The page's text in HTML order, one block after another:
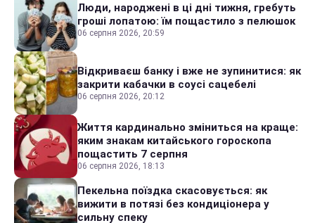
Люди, народжені в ці дні тижня, гребуть
гроші лопатою: їм пощастило з пелюшок
06 серпня 2026, 20:59
Відкриваєш банку і вже не зупинитися: як
закрити кабачки в соусі сацебелі
06 серпня 2026, 20:12
Життя кардинально зміниться на краще:
яким знакам китайського гороскопа
пощастить 7 серпня
06 серпня 2026, 18:13
Пекельна поїздка скасовується: як
вижити в потязі без кондиціонера у
сильну спеку